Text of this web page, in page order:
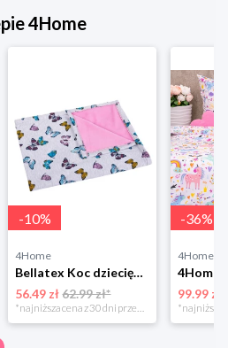
4Home
-10%
4Home
Bellatex Koc dziecięcy Bára Butterfly różowy, 75 x 100 cm
56.49 zł 62.99 zł*
*najniższa cena z 30 dni przed obniżką
-36%
4Home
99.99 zł